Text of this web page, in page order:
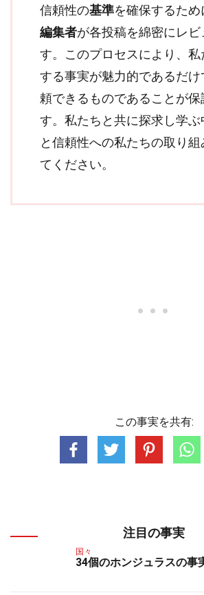
信頼性の基準を確保するた
編集者が各投稿を綿密にレビ
す。このプロセスにより、
する事実が魅力的であるだ
頼できるものであることが保
す。私たちと共に探求し学
と信頼性への私たちの取り組
てください。
この事実を共有:
注目の事実
国々
34個のホンジュラスの事